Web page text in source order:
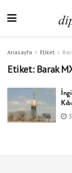
Anasayfa Etiket
Etiket: Barak